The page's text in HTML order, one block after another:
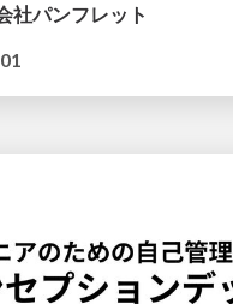
社パンフレット